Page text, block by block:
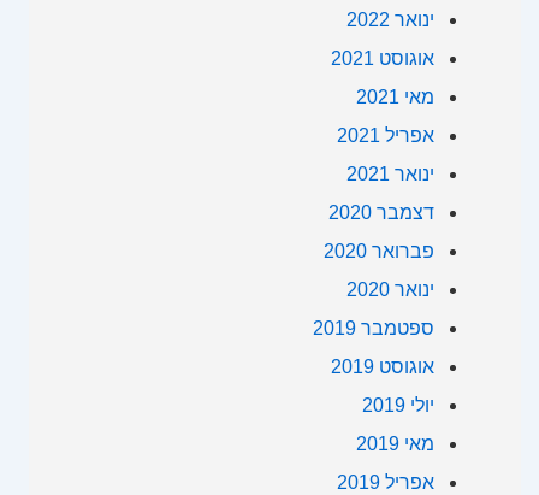
ינואר 2022
אוגוסט 2021
מאי 2021
אפריל 2021
ינואר 2021
דצמבר 2020
פברואר 2020
ינואר 2020
ספטמבר 2019
אוגוסט 2019
יולי 2019
מאי 2019
אפריל 2019